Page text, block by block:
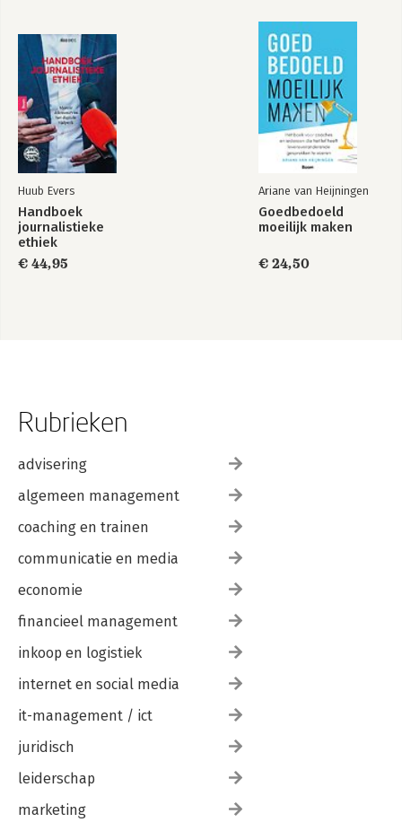
11.2 Verkenning van wat er werkelijk gebeurt
11.3 Het opzetten van het procedurehandboek
11.4 Software
Literatuurlijst
Huub Evers
Handboek
journalistieke
ethiek
€ 44,95
Ariane van Heijningen
Goedbedoeld
moeilijk maken
€ 24,50
Rubrieken
advisering
algemeen management
coaching en trainen
communicatie en media
economie
financieel management
inkoop en logistiek
internet en social media
it-management / ict
juridisch
leiderschap
marketing